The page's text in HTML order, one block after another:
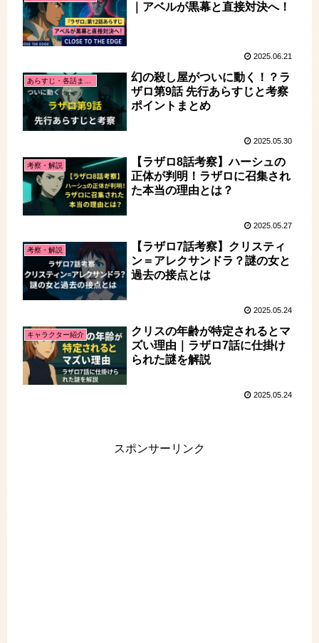
｜アベルが黒幕と直接対決へ！
2025.06.21
幻の殺し屋がついに動く！？ラ
ザロ第9話 先行あらすじと考察
ポイントまとめ
2025.05.30
考察・解説
【ラザロ8話考察】ハーシュの
正体が判明！ラザロに召集され
た本当の理由とは？
2025.05.27
考察・解説
【ラザロ7話考察】クリスティ
ン＝アレクサンドラ？謎の女と
過去の接点とは
2025.05.24
キャラクター紹介
クリスの年齢が特定されるとマ
ズい理由｜ラザロ7話に仕掛け
られた謎を解説
2025.05.24
スポンサーリンク